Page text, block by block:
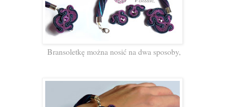
Bransoletkę można nosić na dwa sposoby,